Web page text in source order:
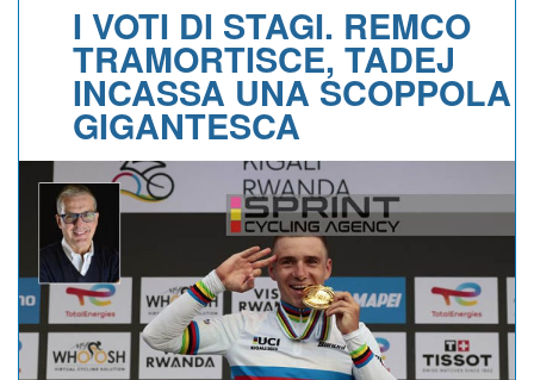
CALENDARIO
ALBI D'ORO
NEWSLETTER
I VOTI DI STAGI. REMCO
TRAMORTISCE, TADEJ
INCASSA UNA SCOPPOLA
GIGANTESCA